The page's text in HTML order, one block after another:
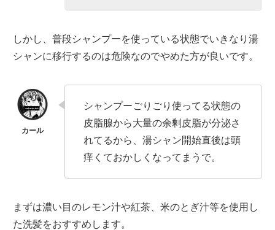
しかし、普段シャンプーを使っている状態でいきなり湯
シャンに移行するのは危険なのでやめた方が良いです。
シャンプーごりごり使ってる状態の
皮脂腺から大量の余剰皮脂が分泌さ
れてるから、湯シャン開始直後は頭
痒くておかしくなってまうで。
まずは濃い目のレモン汁や紅茶、米のとぎ汁等を使用し
た洗髪をおすすめします。